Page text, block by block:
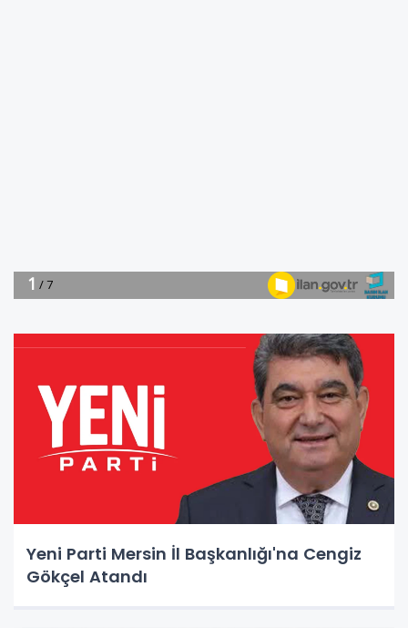
Yeni Parti Mersin İl Başkanlığı'na Cengiz
Gökçel Atandı